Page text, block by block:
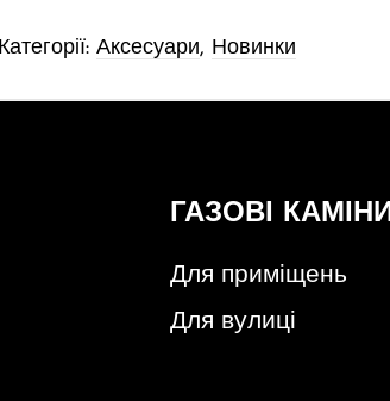
Категорії: Аксесуари, Новинки
ГАЗОВІ КАМІНИ
Для приміщень
Для вулиці